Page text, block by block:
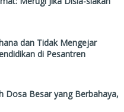
dan Tidak Mengejar
di Pesantren
Dosa Besar yang Berbahaya,